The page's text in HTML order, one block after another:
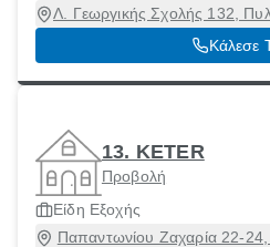
Λ. Γεωργικής Σχολής 132,
Κάλεσε
13. KETER
Προβολή
Είδη Εξοχής
Παπαντωνίου Ζαχαρία 22-24,